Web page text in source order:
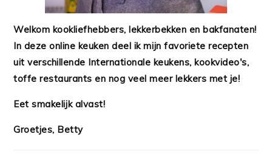
Welkom kookliefhebbers, lekkerbekken en bakfanaten!
In deze online keuken deel ik mijn favoriete recepten
uit verschillende Internationale keukens, kookvideo's,
toffe restaurants en nog veel meer lekkers met je!
Eet smakelijk alvast!
Groetjes, Betty